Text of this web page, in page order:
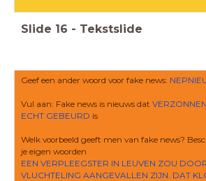
Slide 16 - Tekstslide
Geef een ander woord voor fake news:
Vul aan: Fake news is nieuws datVERZONNEN
ECHT GEBEURD is
Welk voorbeeld geeft men van fake news?
je eigen woorden
EEN VERPLEEGSTER IN LEUVEN ZOU
VLUCHTELING AANGEVALLEN ZIJN. DAT